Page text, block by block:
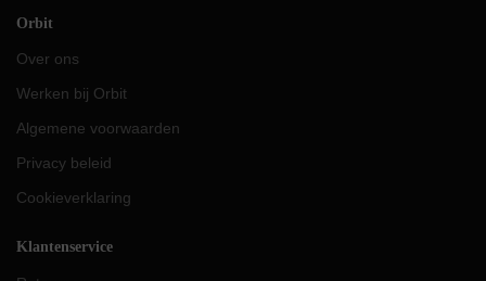
Orbit
Over ons
Werken bij Orbit
Algemene voorwaarden
Privacy beleid
Cookieverklaring
Klantenservice